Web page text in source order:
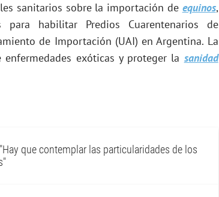
sanitarios sobre la importación de equinos,
habilitar Predios Cuarentenarios de
de Importación (UAI) en Argentina. La
exóticas y proteger la sanidad
"Hay que contemplar las particularidades de los